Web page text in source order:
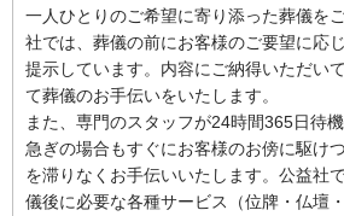
一人ひとりのご希望に寄り添った葬儀を
社では、葬儀の前にお客様のご要望に応
提示しています。内容にご納得いただい
て葬儀のお手伝いをいたします。
また、専門のスタッフが24時間365日待
急ぎの場合もすぐにお客様のお傍に駆け
を滞りなくお手伝いいたします。公益社
儀後に必要な各種サービス（位牌・仏壇